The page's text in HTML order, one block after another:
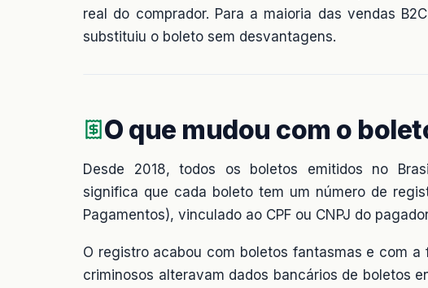
real do comprador. Para a maioria das vendas
substituiu o boleto sem desvantagens.
O que mudou com o
Desde 2018, todos os boletos emitidos no
significa que cada boleto tem um número de
Pagamentos), vinculado ao CPF ou CNPJ do
O registro acabou com boletos fantasmas e com
criminosos alteravam dados bancários de boletos